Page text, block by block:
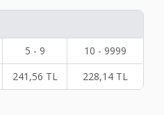
5 - 9
10 - 9999
241,56 TL 228,14 TL